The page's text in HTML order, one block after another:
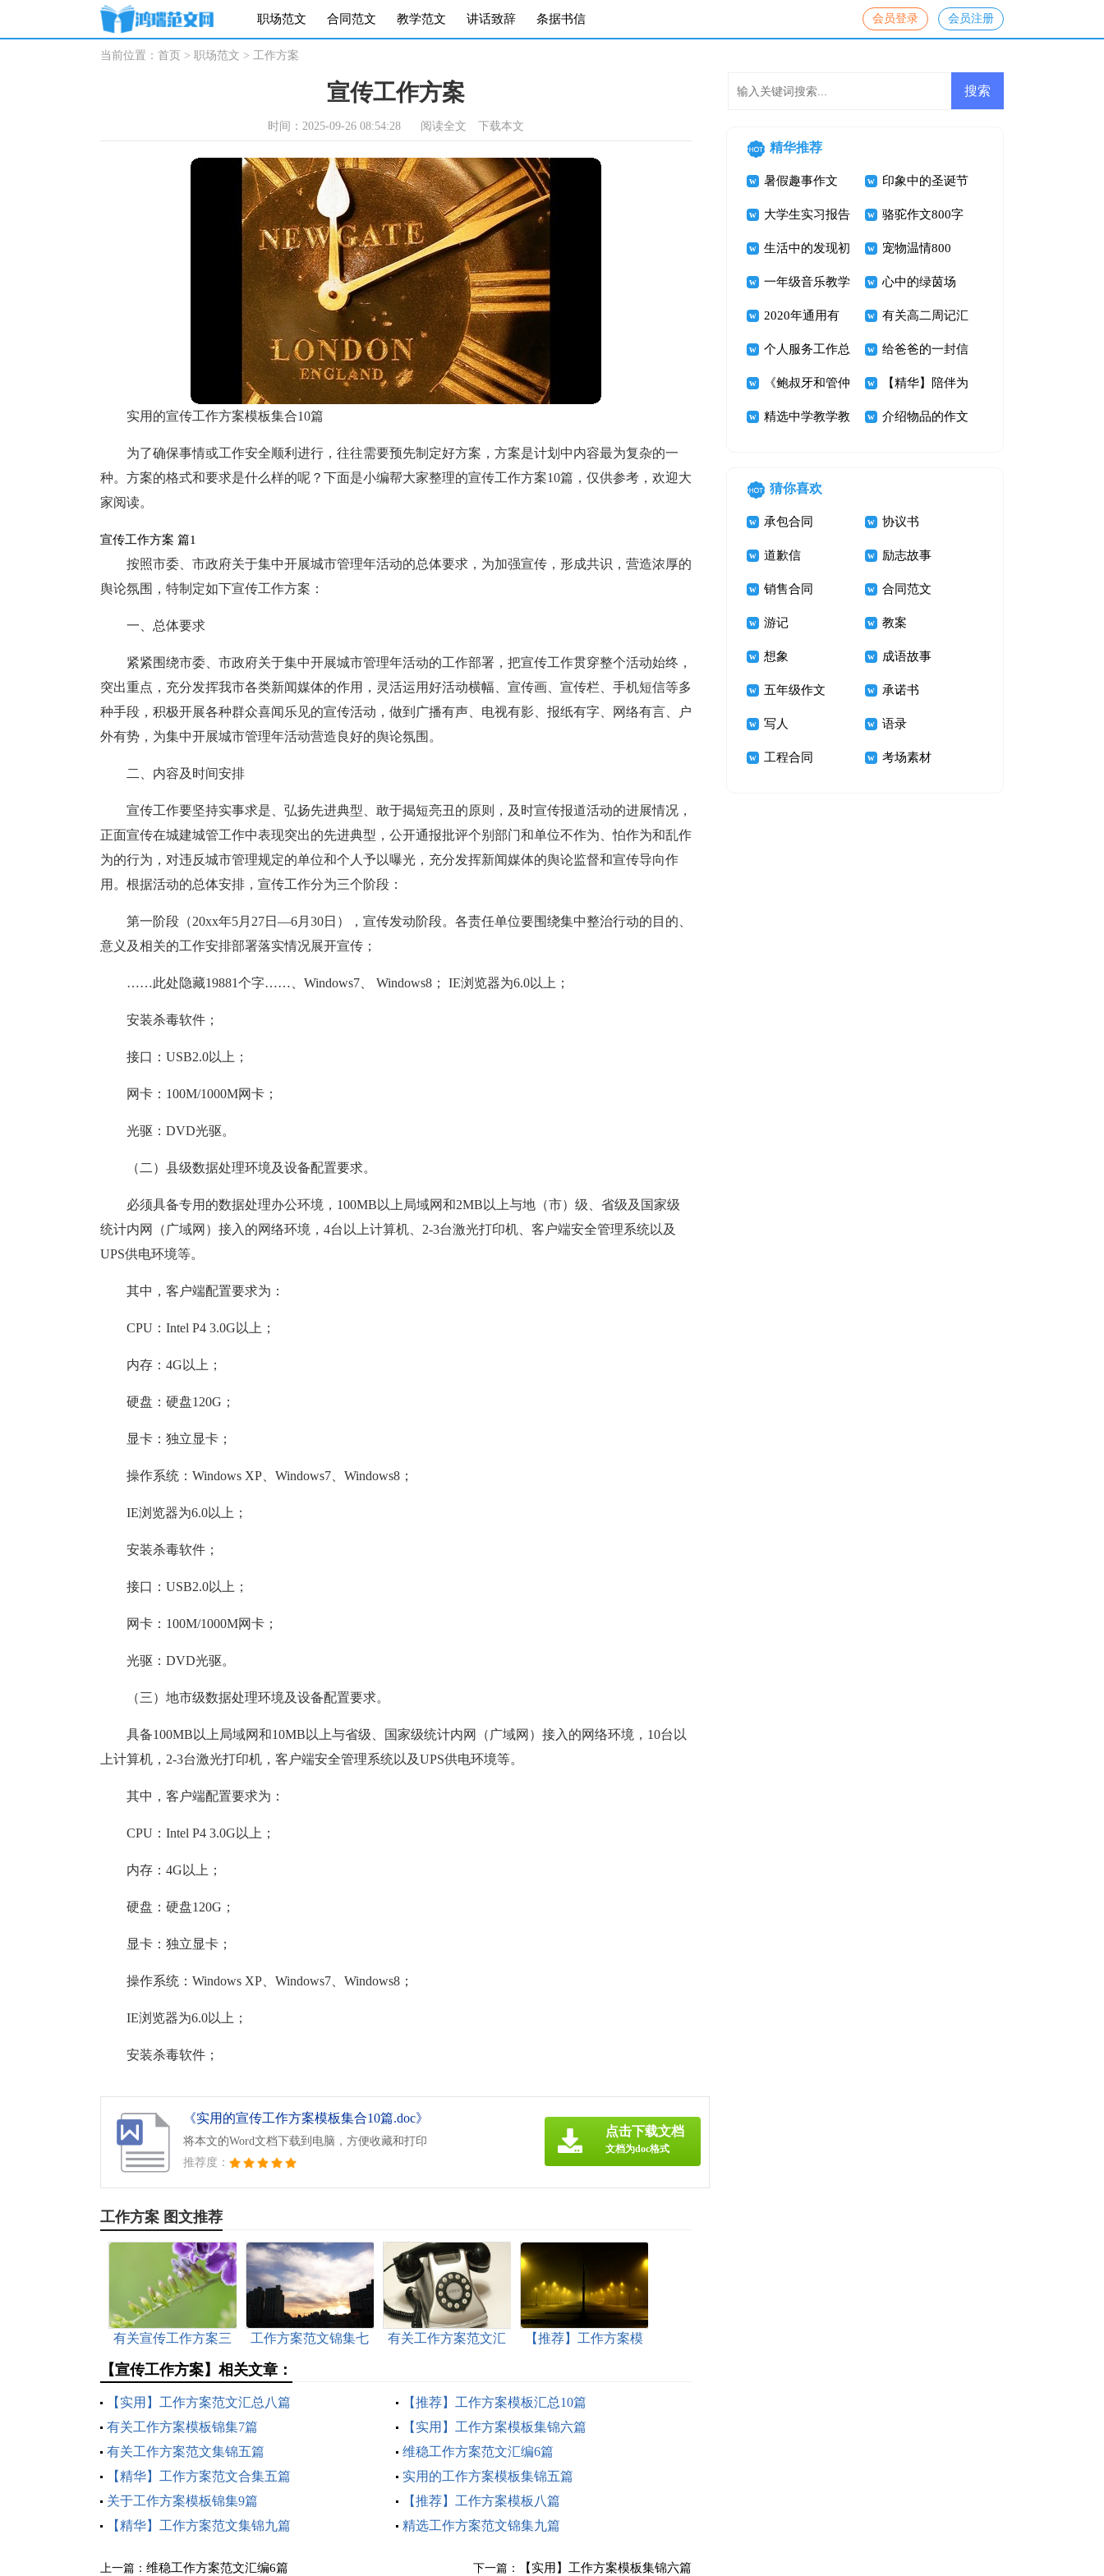
职场范文 合同范文 教学范文 讲话致辞 条据书信 会员登录 会员注册
当前位置： 首页 > 职场范文 > 工作方案
宣传工作方案
时间：2025-09-26 08:54:28 阅读全文 下载本文
实用的宣传工作方案模板集合10篇
为了确保事情或工作安全顺利进行，往往需要预先制定好方案，方案是计划中内容最为复杂的一
种。方案的格式和要求是什么样的呢？下面是小编帮大家整理的宣传工作方案10篇，仅供参考，欢迎大
家阅读。
宣传工作方案 篇1
按照市委、市政府关于集中开展城市管理年活动的总体要求，为加强宣传，形成共识，营造浓厚的
舆论氛围，特制定如下宣传工作方案：
一、总体要求
紧紧围绕市委、市政府关于集中开展城市管理年活动的工作部署，把宣传工作贯穿整个活动始终，
突出重点，充分发挥我市各类新闻媒体的作用，灵活运用好活动横幅、宣传画、宣传栏、手机短信等多
种手段，积极开展各种群众喜闻乐见的宣传活动，做到广播有声、电视有影、报纸有字、网络有言、户
外有势，为集中开展城市管理年活动营造良好的舆论氛围。
二、内容及时间安排
宣传工作要坚持实事求是、弘扬先进典型、敢于揭短亮丑的原则，及时宣传报道活动的进展情况，
正面宣传在城建城管工作中表现突出的先进典型，公开通报批评个别部门和单位不作为、怕作为和乱作
为的行为，对违反城市管理规定的单位和个人予以曝光，充分发挥新闻媒体的舆论监督和宣传导向作
用。根据活动的总体安排，宣传工作分为三个阶段：
第一阶段（20xx年5月27日―6月30日），宣传发动阶段。各责任单位要围绕集中整治行动的目的、
意义及相关的工作安排部署落实情况展开宣传；
……此处隐藏19881个字……、Windows7、 Windows8； IE浏览器为6.0以上；
安装杀毒软件；
接口：USB2.0以上；
网卡：100M/1000M网卡；
光驱：DVD光驱。
（二）县级数据处理环境及设备配置要求。
必须具备专用的数据处理办公环境，100MB以上局域网和2MB以上与地（市）级、省级及国家级
统计内网（广域网）接入的网络环境，4台以上计算机、2-3台激光打印机、客户端安全管理系统以及
UPS供电环境等。
其中，客户端配置要求为：
CPU：Intel P4 3.0G以上；
内存：4G以上；
硬盘：硬盘120G；
显卡：独立显卡；
操作系统：Windows XP、Windows7、Windows8；
IE浏览器为6.0以上；
安装杀毒软件；
接口：USB2.0以上；
网卡：100M/1000M网卡；
光驱：DVD光驱。
（三）地市级数据处理环境及设备配置要求。
具备100MB以上局域网和10MB以上与省级、国家级统计内网（广域网）接入的网络环境，10台以
上计算机，2-3台激光打印机，客户端安全管理系统以及UPS供电环境等。
其中，客户端配置要求为：
CPU：Intel P4 3.0G以上；
内存：4G以上；
硬盘：硬盘120G；
显卡：独立显卡；
操作系统：Windows XP、Windows7、Windows8；
IE浏览器为6.0以上；
安装杀毒软件；
《实用的宣传工作方案模板集合10篇.doc》
将本文的Word文档下载到电脑，方便收藏和打印
推荐度：
点击下载文档
文档为doc格式
工作方案 图文推荐
有关宣传工作方案三
工作方案范文锦集七
有关工作方案范文汇
【推荐】工作方案模
【宣传工作方案】相关文章：
【实用】工作方案范文汇总八篇
【推荐】工作方案模板汇总10篇
有关工作方案模板锦集7篇
【实用】工作方案模板集锦六篇
有关工作方案范文集锦五篇
维稳工作方案范文汇编6篇
【精华】工作方案范文合集五篇
实用的工作方案模板集锦五篇
关于工作方案模板锦集9篇
【推荐】工作方案模板八篇
【精华】工作方案范文集锦九篇
精选工作方案范文锦集九篇
上一篇： 维稳工作方案范文汇编6篇 下一篇： 【实用】工作方案模板集锦六篇
精华推荐
暑假趣事作文 印象中的圣诞节
_圣诞节的记忆
作文600字
大学生实习报告 骆驼作文800字
生活中的发现初
中作文
宠物温情800
字，有关宠物的
作文
一年级音乐教学
工作总结汇编七
篇
心中的绿茵场
2020年通用有
凝聚力的企业口
号大汇总50条
有关高二周记汇
编五篇
个人服务工作总
结范文汇编六篇
给爸爸的一封信
《鲍叔牙和管仲
的故事》读后感
【精华】陪伴为
话题作文十篇
精选中学教学教 介绍物品的作文
猜你喜欢
承包合同 协议书
道歉信 励志故事
销售合同 合同范文
游记 教案
想象 成语故事
五年级作文 承诺书
写人 语录
工程合同 考场素材